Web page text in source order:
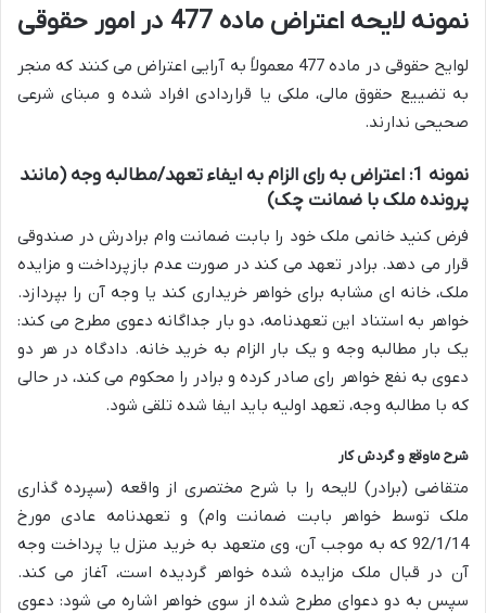
نمونه لایحه اعتراض ماده 477 در امور حقوقی
لوایح حقوقی در ماده 477 معمولاً به آرایی اعتراض می کنند که منجر
به تضییع حقوق مالی، ملکی یا قراردادی افراد شده و مبنای شرعی
صحیحی ندارند.
نمونه 1: اعتراض به رای الزام به ایفاء تعهد/مطالبه وجه (مانند
پرونده ملک با ضمانت چک)
فرض کنید خانمی ملک خود را بابت ضمانت وام برادرش در صندوقی
قرار می دهد. برادر تعهد می کند در صورت عدم بازپرداخت و مزایده
ملک، خانه ای مشابه برای خواهر خریداری کند یا وجه آن را بپردازد.
خواهر به استناد این تعهدنامه، دو بار جداگانه دعوی مطرح می کند:
یک بار مطالبه وجه و یک بار الزام به خرید خانه. دادگاه در هر دو
دعوی به نفع خواهر رای صادر کرده و برادر را محکوم می کند، در حالی
که با مطالبه وجه، تعهد اولیه باید ایفا شده تلقی شود.
شرح ماوقع و گردش کار
متقاضی (برادر) لایحه را با شرح مختصری از واقعه (سپرده گذاری
ملک توسط خواهر بابت ضمانت وام) و تعهدنامه عادی مورخ
92/1/14 که به موجب آن، وی متعهد به خرید منزل یا پرداخت وجه
آن در قبال ملک مزایده شده خواهر گردیده است، آغاز می کند.
سپس به دو دعوای مطرح شده از سوی خواهر اشاره می شود: دعوی